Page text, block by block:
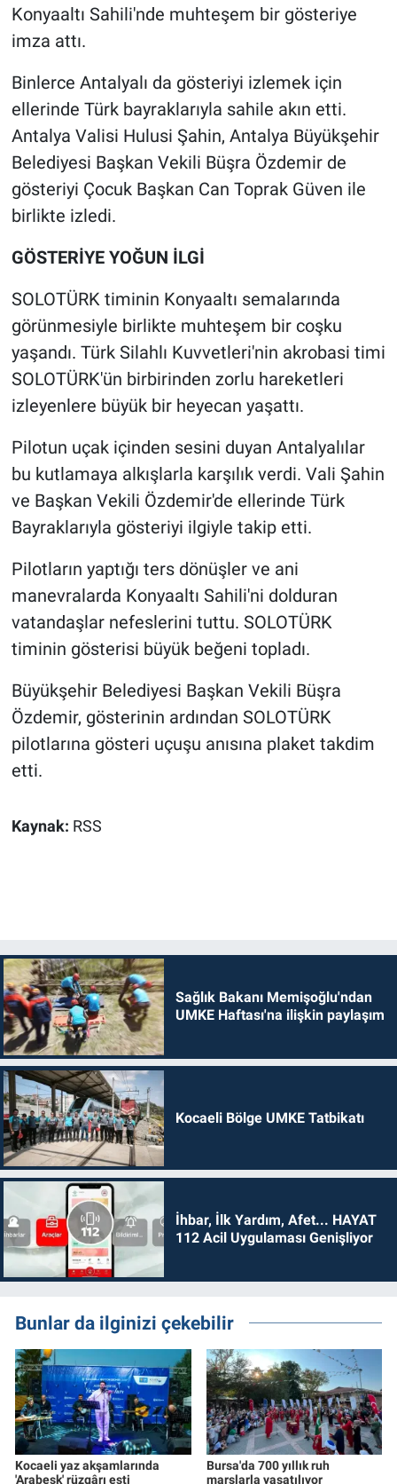
Konyaaltı Sahili'nde muhteşem bir gösteriye
imza attı.
Binlerce Antalyalı da gösteriyi izlemek için
ellerinde Türk bayraklarıyla sahile akın etti.
Antalya Valisi Hulusi Şahin, Antalya Büyükşehir
Belediyesi Başkan Vekili Büşra Özdemir de
gösteriyi Çocuk Başkan Can Toprak Güven ile
birlikte izledi.
GÖSTERİYE YOĞUN İLGİ
SOLOTÜRK timinin Konyaaltı semalarında
görünmesiyle birlikte muhteşem bir coşku
yaşandı. Türk Silahlı Kuvvetleri'nin akrobasi timi
SOLOTÜRK'ün birbirinden zorlu hareketleri
izleyenlere büyük bir heyecan yaşattı.
Pilotun uçak içinden sesini duyan Antalyalılar
bu kutlamaya alkışlarla karşılık verdi. Vali Şahin
ve Başkan Vekili Özdemir'de ellerinde Türk
Bayraklarıyla gösteriyi ilgiyle takip etti.
Pilotların yaptığı ters dönüşler ve ani
manevralarda Konyaaltı Sahili'ni dolduran
vatandaşlar nefeslerini tuttu. SOLOTÜRK
timinin gösterisi büyük beğeni topladı.
Büyükşehir Belediyesi Başkan Vekili Büşra
Özdemir, gösterinin ardından SOLOTÜRK
pilotlarına gösteri uçuşu anısına plaket takdim
etti.
Kaynak: RSS
Sağlık Bakanı Memişoğlu'ndan
UMKE Haftası'na ilişkin paylaşım
Kocaeli Bölge UMKE Tatbikatı
İhbar, İlk Yardım, Afet... HAYAT
112 Acil Uygulaması Genişliyor
Bunlar da ilginizi çekebilir
Kocaeli yaz akşamlarında
'Arabesk' rüzgârı esti
Bursa'da 700 yıllık ruh
marşlarla yaşatılıyor